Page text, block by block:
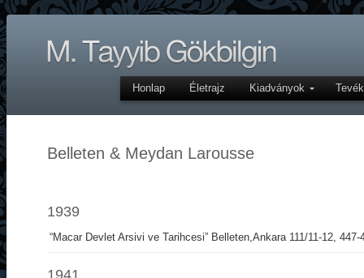
Honlap Életrajz Kiadványok
Belleten & Meydan Larousse
1939
“Macar Devlet Arsivi ve Tarihcesi” Belleten,Ankara 111/11-12, 447-
1941